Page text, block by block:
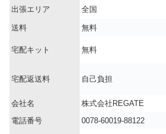
出張エリア
全国
送料 無料
宅配キット 無料
宅配返送料 自己負担
会社名
株式会社REGATE
電話番号
0078-60019-88122